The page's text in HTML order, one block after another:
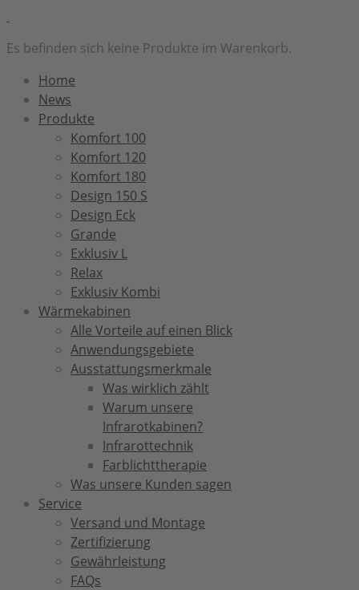
Es befinden sich keine Produkte im Warenkorb.
Home
News
Produkte
Komfort 100
Komfort 120
Komfort 180
Design 150 S
Design Eck
Grande
Exklusiv L
Relax
Exklusiv Kombi
Wärmekabinen
Alle Vorteile auf einen Blick
Anwendungsgebiete
Ausstattungsmerkmale
Was wirklich zählt
Warum unsere
Infrarotkabinen?
Infrarottechnik
Farblichttherapie
Was unsere Kunden sagen
Service
Versand und Montage
Zertifizierung
Gewährleistung
FAQs